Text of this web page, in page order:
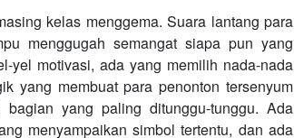
kelas menggema. Suara lantang para
menggugah semangat siapa pun yang
yel motivasi, ada yang memilih nada-nada
yang membuat para penonton tersenyum
yang paling ditunggu-tunggu. Ada
menyampaikan simbol tertentu, dan ada